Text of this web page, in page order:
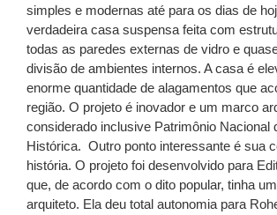
simples e modernas até para os dias de
verdadeira casa suspensa feita com
todas as paredes externas de vidro e
divisão de ambientes internos. A casa é
enorme quantidade de alagamentos que
região. O projeto é inovador e um marco
considerado inclusive Patrimônio Nacional
Histórica. Outro ponto interessante é sua
história. O projeto foi desenvolvido para
que, de acordo com o dito popular, tinha
arquiteto. Ela deu total autonomia para